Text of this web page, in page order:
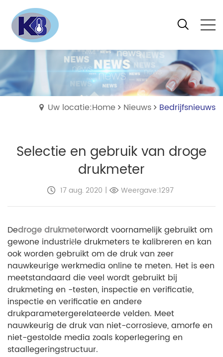
Uw locatie:Home Nieuws Bedrijfsnieuws
Selectie en gebruik van droge
drukmeter
17 aug. 2020 | Weergave:1297
Dedroge drukmeterwordt voornamelijk gebruikt om
gewone industriële drukmeters te kalibreren en kan
ook worden gebruikt om de druk van zeer
nauwkeurige werkmedia online te meten. Het is een
meetstandaard die veel wordt gebruikt bij
drukmeting en -testen, inspectie en verificatie,
inspectie en verificatie en andere
drukparametergerelateerde velden. Meet
nauwkeurig de druk van niet-corrosieve, amorfe en
niet-gestolde media zoals koperlegering en
staallegeringstructuur.